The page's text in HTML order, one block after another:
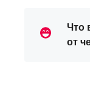
Что
от